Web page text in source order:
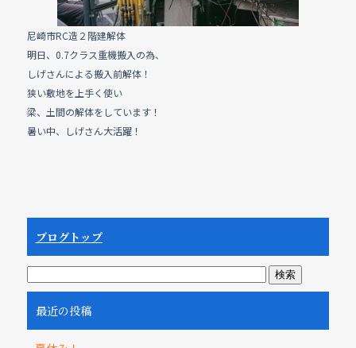
k
尼崎市RC造２階建解体
明日、0.7クラス重機搬入の為、
しげさんによる搬入前解体！
狭い敷地を上手く使い
梁、土間の解体をしています！
暑い中、しげさん大活躍！
ブログトップ
最近の投稿